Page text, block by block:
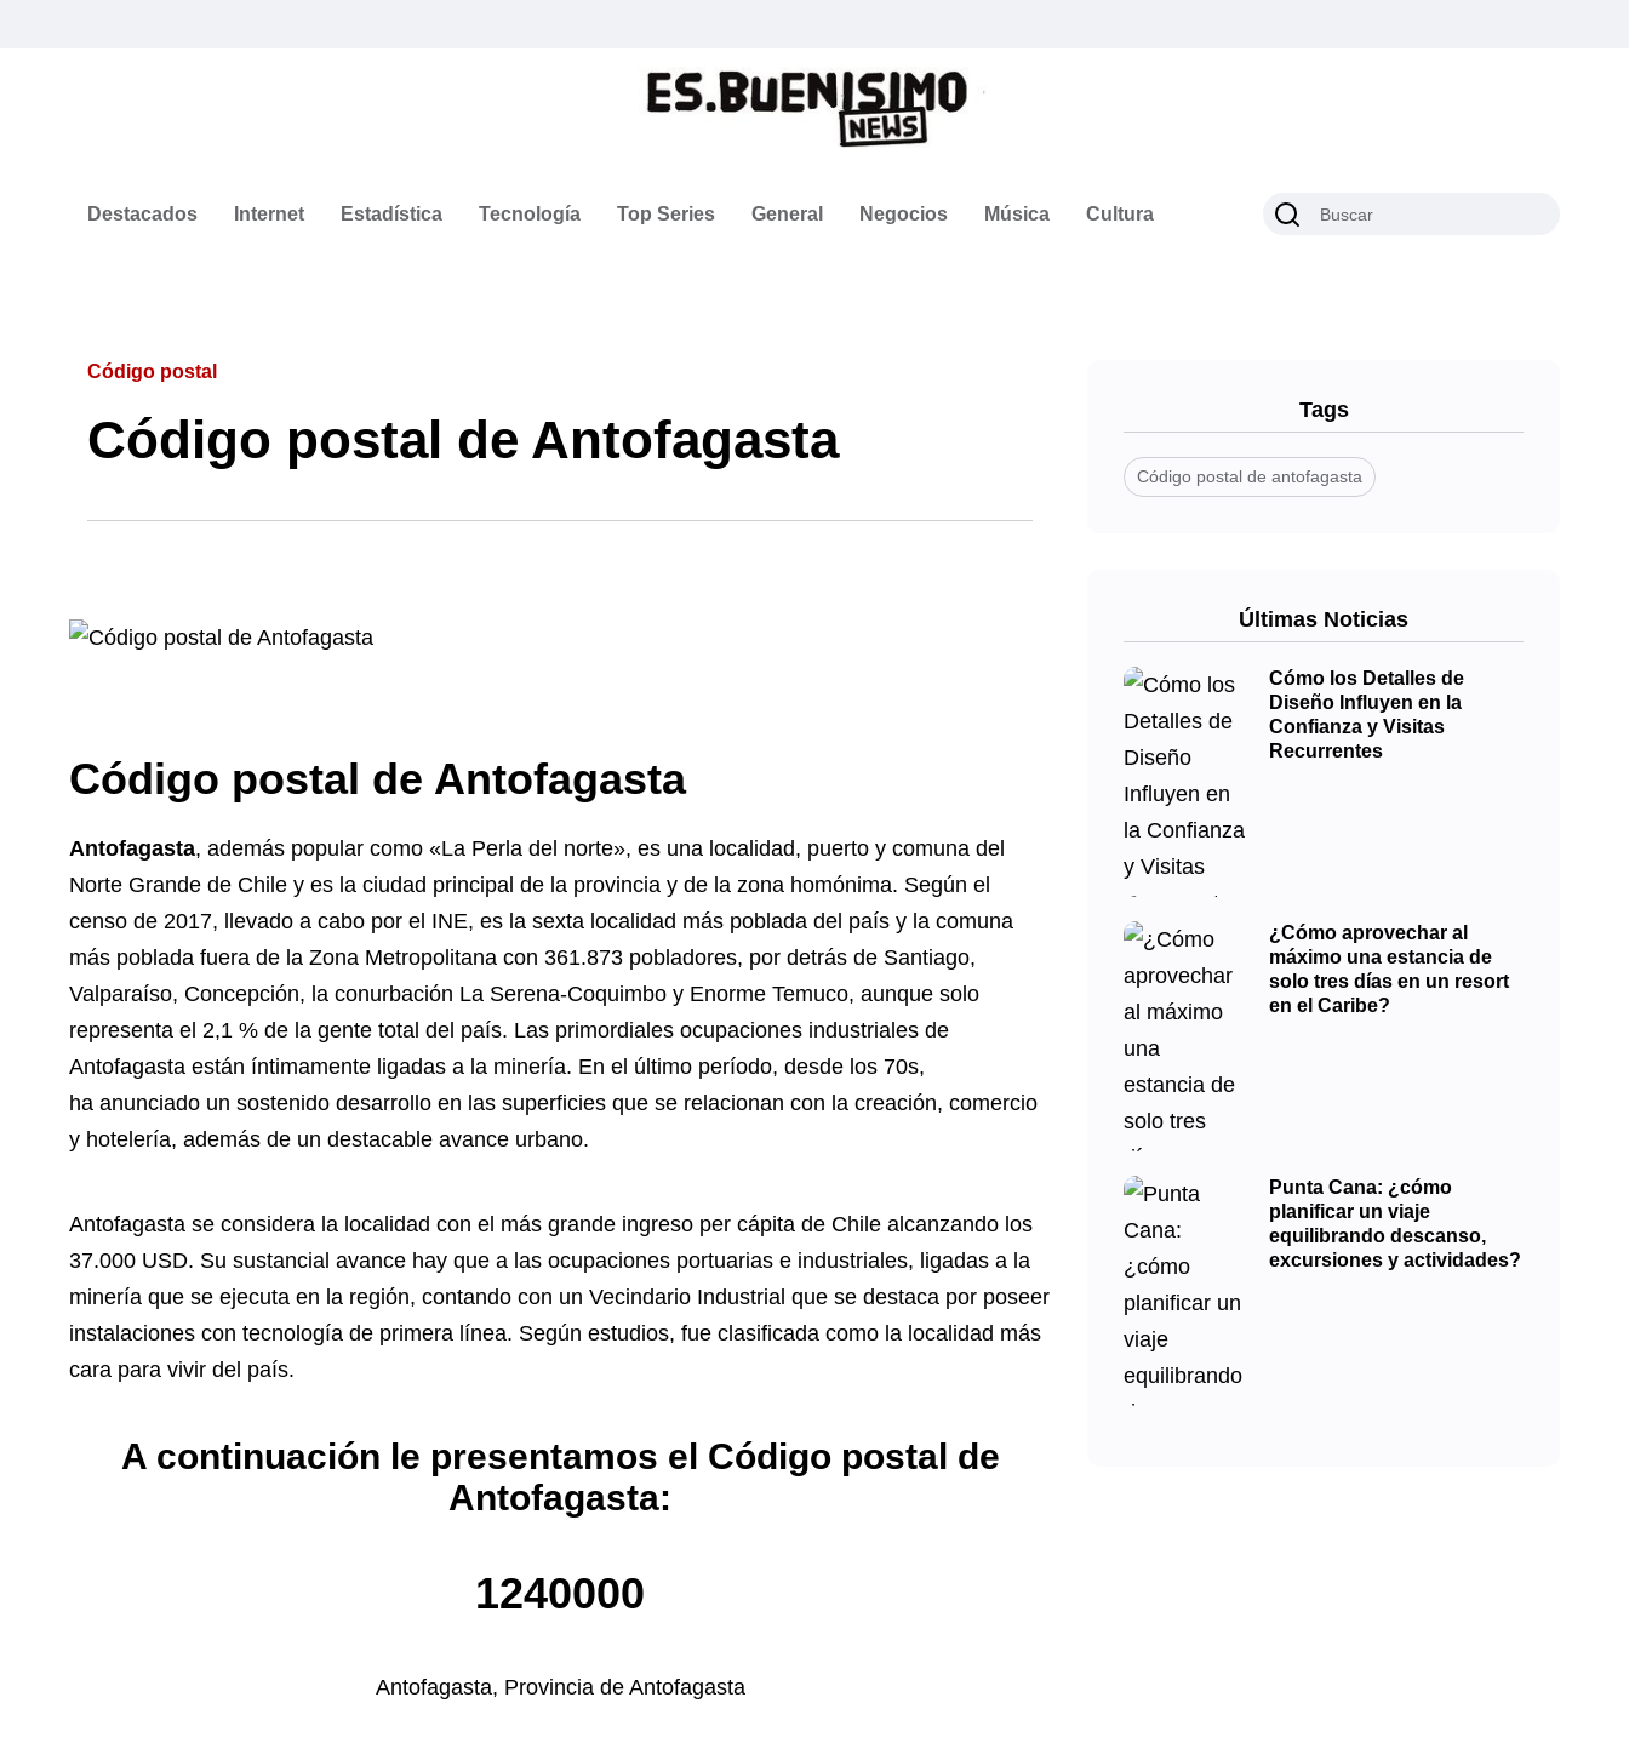
Destacados Internet Estadística Tecnología Top Series General Negocios Música Cultura
Código postal
Código postal de Antofagasta
Código postal de Antofagasta
Antofagasta, además popular como «La Perla del norte», es una localidad, puerto y comuna del
Norte Grande de Chile y es la ciudad principal de la provincia y de la zona homónima. Según el
censo de 2017, llevado a cabo por el INE, es la sexta localidad más poblada del país y la comuna
más poblada fuera de la Zona Metropolitana con 361.873 pobladores, por detrás de Santiago,
Valparaíso, Concepción, la conurbación La Serena-Coquimbo y Enorme Temuco, aunque solo
representa el 2,1 % de la gente total del país. Las primordiales ocupaciones industriales de
Antofagasta están íntimamente ligadas a la minería. En el último período, desde los 70s,
ha anunciado un sostenido desarrollo en las superficies que se relacionan con la creación, comercio
y hotelería, además de un destacable avance urbano.
Antofagasta se considera la localidad con el más grande ingreso per cápita de Chile alcanzando los
37.000 USD. Su sustancial avance hay que a las ocupaciones portuarias e industriales, ligadas a la
minería que se ejecuta en la región, contando con un Vecindario Industrial que se destaca por poseer
instalaciones con tecnología de primera línea. Según estudios, fue clasificada como la localidad más
cara para vivir del país.
A continuación le presentamos el Código postal de
Antofagasta:
1240000
Antofagasta, Provincia de Antofagasta
Tags
Código postal de antofagasta
Últimas Noticias
Cómo los Detalles de
Diseño Influyen en la
Confianza y Visitas
Recurrentes
¿Cómo aprovechar al
máximo una estancia de
solo tres días en un resort
en el Caribe?
Punta Cana: ¿cómo
planificar un viaje
equilibrando descanso,
excursiones y actividades?